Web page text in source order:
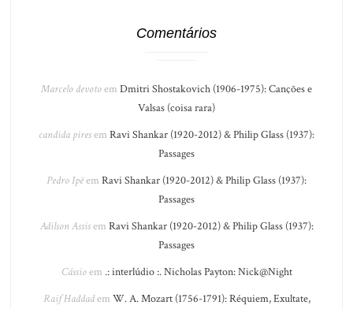
Comentários
Marcelo devotoem Dmitri Shostakovich (1906-1975): Canções e
Valsas (coisa rara)
candida piresem Ravi Shankar (1920-2012) & Philip Glass (1937):
Passages
Pedro Ipêem Ravi Shankar (1920-2012) & Philip Glass (1937):
Passages
Adilson Assisem Ravi Shankar (1920-2012) & Philip Glass (1937):
Passages
Cássioem .: interlúdio :. Nicholas Payton: Nick@Night
Raif Haddadem W. A. Mozart (1756-1791): Réquiem, Exultate,